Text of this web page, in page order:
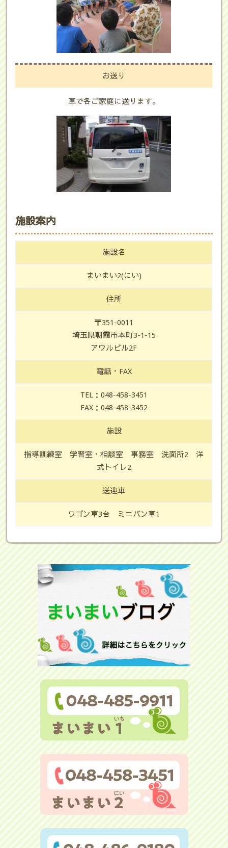
お送り
車で各ご家庭に送ります。
施設案内
施設名
まいまい2(にい)
住所
〒351-0011
埼玉県朝霞市本町3-1-15
アウルビル2F
電話・FAX
TEL：048-458-3451
FAX：048-458-3452
施設
指導訓練室 学習室・相談室 事務室 洗面所2 洋
式トイレ2
送迎車
ワゴン車3台 ミニバン車1